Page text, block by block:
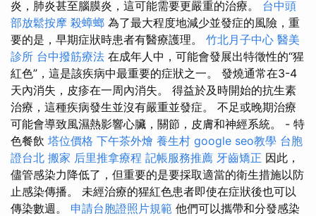
炎，肺炎甚至腦膜炎，這可能需要更嚴重的治療。 台中頭
部放鬆按摩 殺蟑螂 為了最大程度地減少並發症的風險，重
要的是，早期症狀時患者有醫療護理。 竹北月子中心 醫美
診所 台中撥筋療法 在成年人中，可能會發展出特徵性的“猩
紅色”，這是該疾病中最重要的症狀之一。 發燒通常在3-4
天內消失，皮疹在一周內消失。 得益於及時開始的抗生素
治療，這種疾病發生並沒有嚴重並發症。 不足或晚期治療
可能會導致風濕熱影響心臟，關節，皮膚和神經系統。 - 特
色餐飲 塔位價格 下午茶外燴 養生村 google seo教學 台胞
證台北 搬家 后里推拿療程 記帳服務推薦 牙齒矯正 因此，
儘管感染力降低了，但重要的是要採取適當的衛生措施以防
止感染傳播。 未經治療的猩紅色患者即使在症狀後也可以
傳染數週。 申請台胞證照片規範 他們可以攜帶和分發感染